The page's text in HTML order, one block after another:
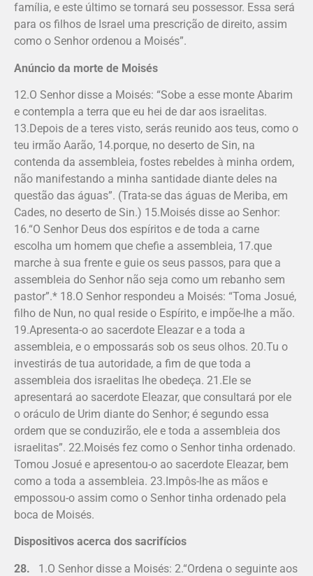
família, e este último se tornará seu possessor. Essa será
para os filhos de Israel uma prescrição de direito, assim
como o Senhor ordenou a Moisés”.
Anúncio da morte de Moisés
12.O Senhor disse a Moisés: “Sobe a esse monte Abarim
e contempla a terra que eu hei de dar aos israelitas.
13.Depois de a teres visto, serás reunido aos teus, como o
teu irmão Aarão, 14.porque, no deserto de Sin, na
contenda da assembleia, fostes rebeldes à minha ordem,
não manifestando a minha santidade diante deles na
questão das águas”. (Trata-se das águas de Meriba, em
Cades, no deserto de Sin.) 15.Moisés disse ao Senhor:
16.“O Senhor Deus dos espíritos e de toda a carne
escolha um homem que chefie a assembleia, 17.que
marche à sua frente e guie os seus passos, para que a
assembleia do Senhor não seja como um rebanho sem
pastor”.* 18.O Senhor respondeu a Moisés: “Toma Josué,
filho de Nun, no qual reside o Espírito, e impõe-lhe a mão.
19.Apresenta-o ao sacerdote Eleazar e a toda a
assembleia, e o empossarás sob os seus olhos. 20.Tu o
investirás de tua autoridade, a fim de que toda a
assembleia dos israe­litas lhe obedeça. 21.Ele se
apresentará ao sacerdote Eleazar, que consultará por ele
o oráculo de Urim diante do Senhor; é segundo essa
ordem que se conduzirão, ele e toda a assembleia dos
israelitas”. 22.Moisés fez como o Senhor tinha ordenado.
Tomou Josué e apresentou-o ao sacerdote Eleazar, bem
como a toda a assembleia. 23.Impôs-lhe as mãos e
empossou-o assim como o Senhor tinha ordenado pela
boca de Moisés.
Dispositivos acerca dos sacrifícios
28. 1.O Senhor disse a Moisés: 2.“Ordena o seguinte aos